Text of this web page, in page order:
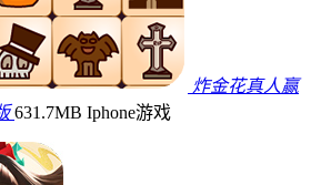
炸金花真人赢
631.7MB Iphone游戏